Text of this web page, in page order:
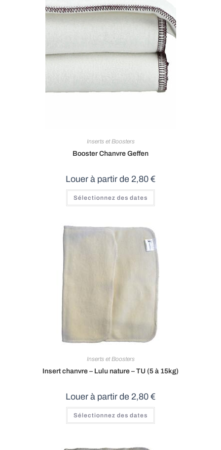
Inserts et Boosters
Booster Chanvre Geffen
Louer à partir de 2,80 €
Sélectionnez des dates
a
options
peuvent
être
choisies
sur
page
Inserts et Boosters
Insert chanvre – Lulu nature – TU (5 à 15kg)
Louer à partir de 2,80 €
Sélectionnez des dates